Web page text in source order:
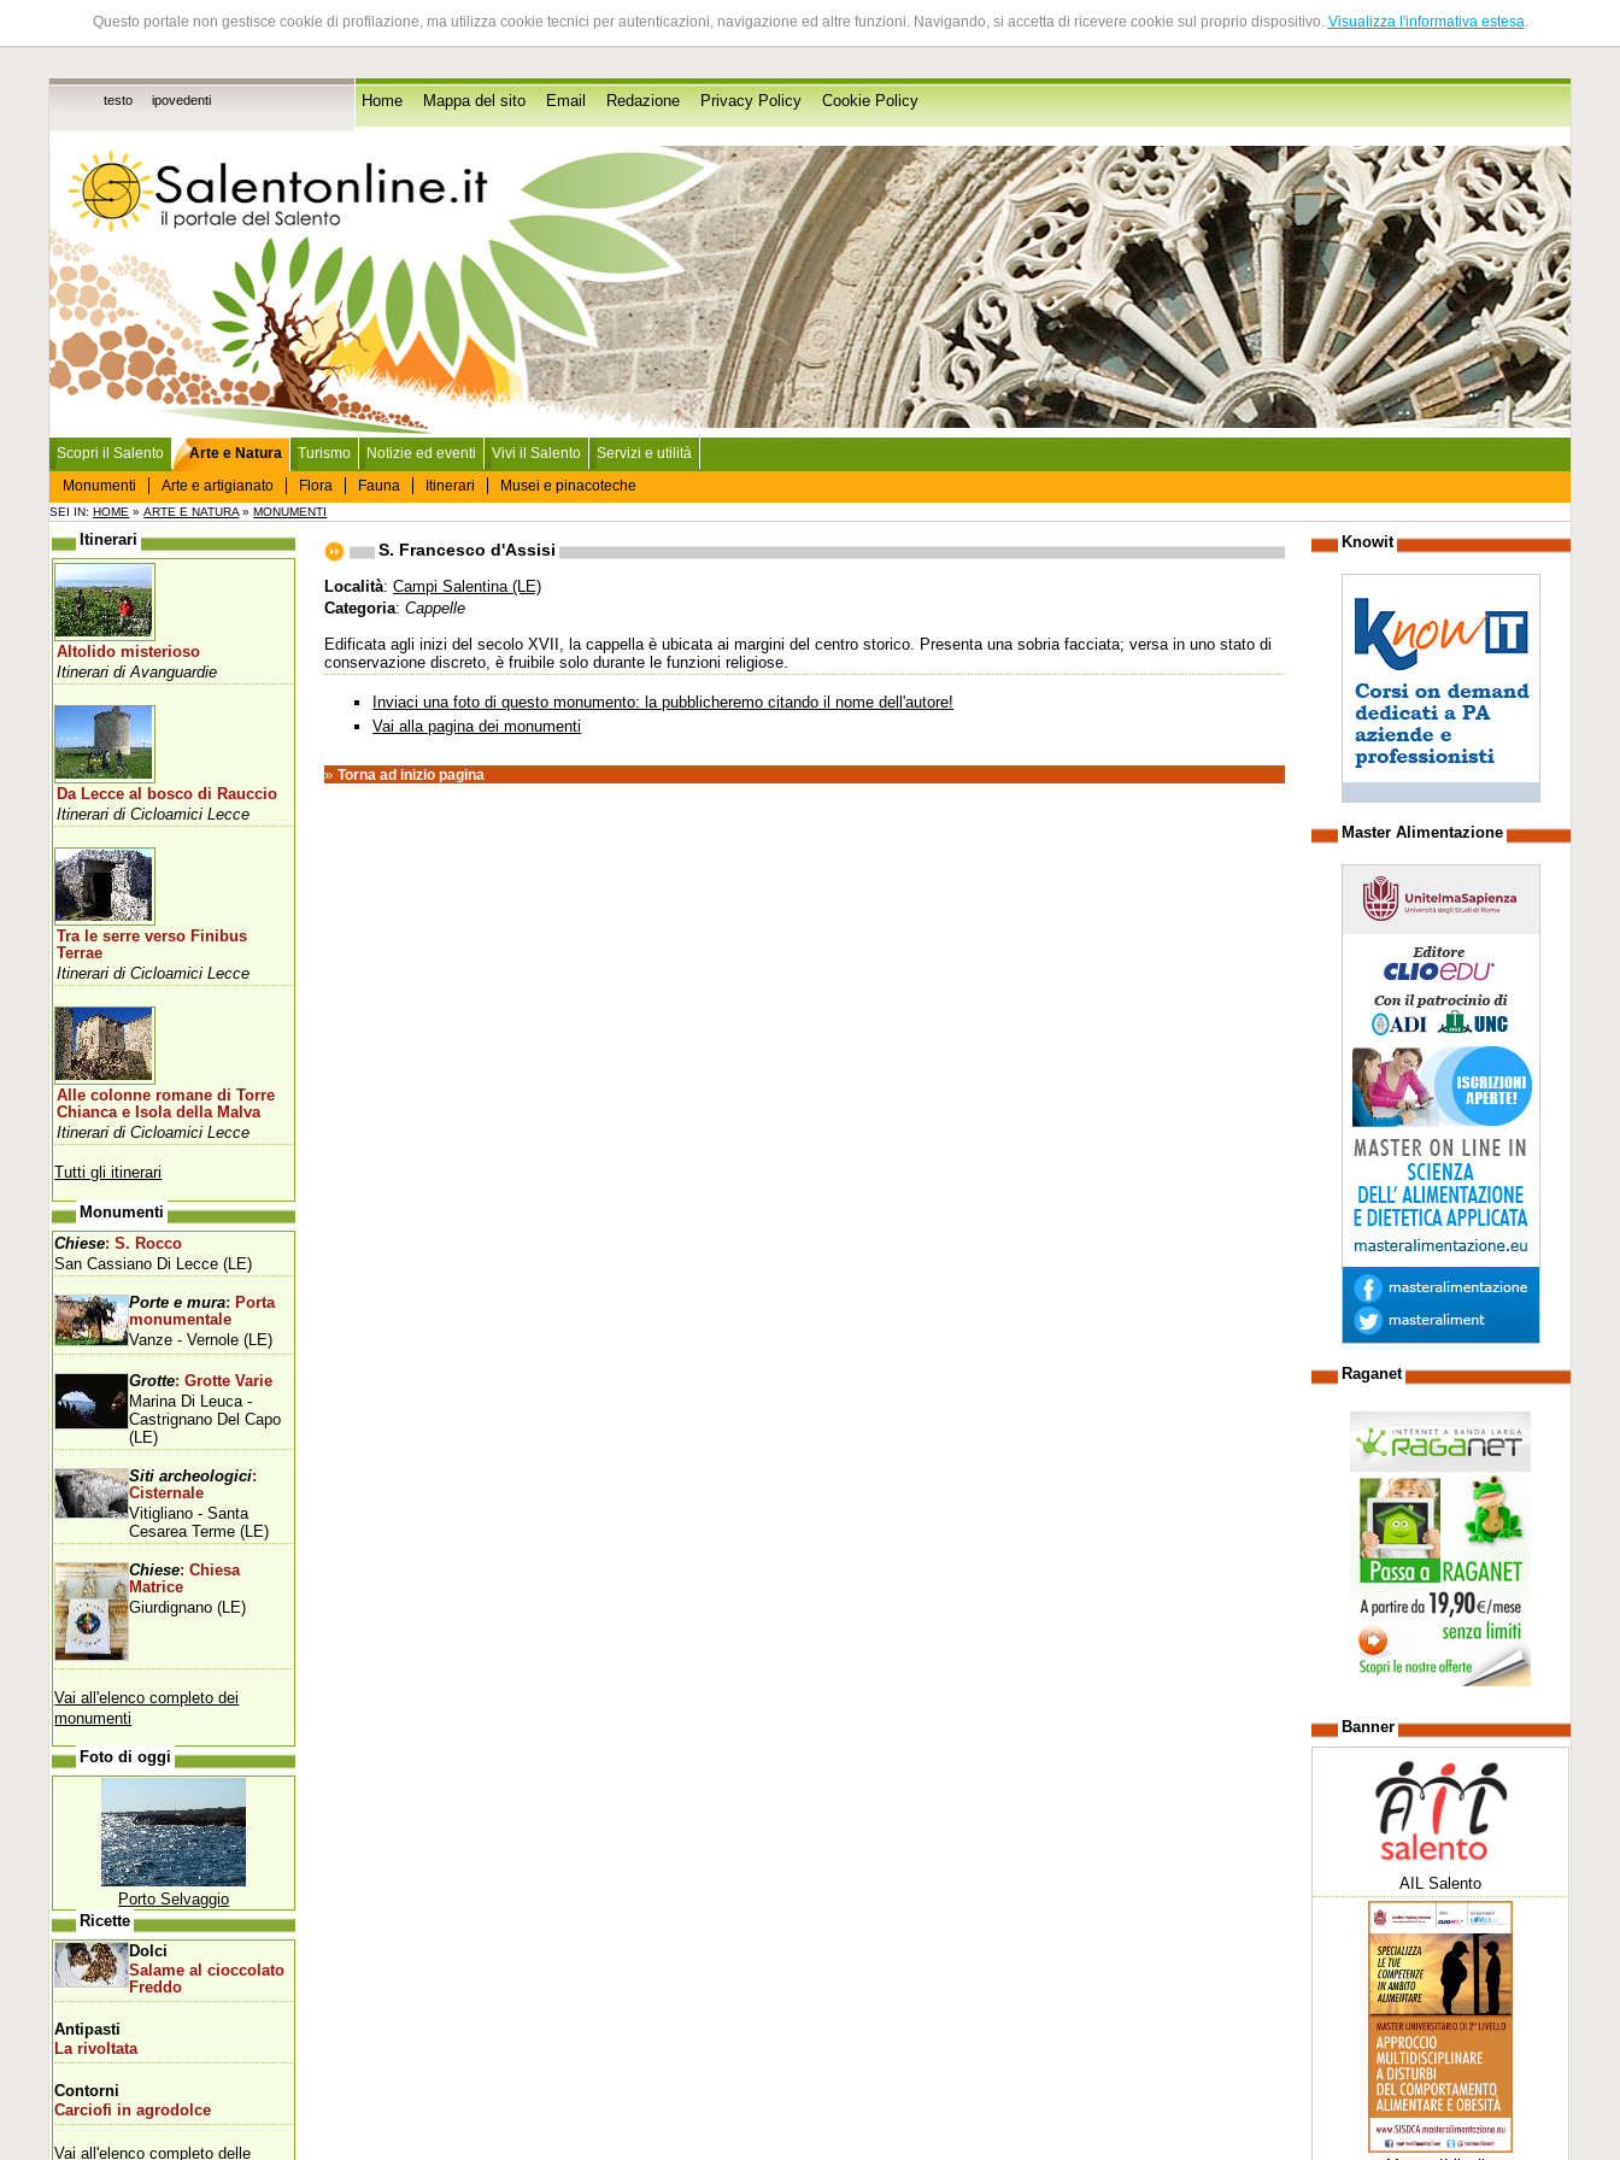
Questo portale non gestisce cookie di profilazione, ma utilizza cookie tecnici per autenticazioni, navigazione ed altre funzioni. Navigando, si accetta di ricevere cookie sul proprio dispositivo. Visualizza l'informativa estesa.
testo ipovedenti Home Mappa del sito Email Redazione Privacy Policy Cookie Policy
Scopri il Salento
Arte e Natura
Monumenti
Arte e artigianato Flora Fauna Itinerari Musei e pinacoteche
Turismo Notizie ed eventi Vivi il Salento Servizi e utilità
SEI IN:HOME »ARTE E NATURA »MONUMENTI
S. Francesco d'Assisi
Località:Campi Salentina (LE)
Categoria:Cappelle
Edificata agli inizi del secolo XVII, la cappella è ubicata ai margini del centro storico. Presenta una sobria facciata; versa in uno stato di
conservazione discreto, è fruibile solo durante le funzioni religiose.
Inviaci una foto di questo monumento: la pubblicheremo citando il nome dell'autore!
Vai alla pagina dei monumenti
»Torna ad inizio pagina
Itinerari
Altolido misterioso
Itinerari di Avanguardie
Da Lecce al bosco di Rauccio
Itinerari di Cicloamici Lecce
Tra le serre verso Finibus
Terrae
Itinerari di Cicloamici Lecce
Alle colonne romane di Torre
Chianca e Isola della Malva
Itinerari di Cicloamici Lecce
Tutti gli itinerari
Monumenti
Chiese: S. Rocco
San Cassiano Di Lecce (LE)
Porte e mura: Porta
monumentale
Vanze - Vernole (LE)
Grotte: Grotte Varie
Marina Di Leuca -
Castrignano Del Capo
(LE)
Siti archeologici:
Cisternale
Vitigliano - Santa
Cesarea Terme (LE)
Chiese: Chiesa
Matrice
Giurdignano (LE)
Vai all'elenco completo dei
monumenti
Foto di oggi
Porto Selvaggio
Ricette
Dolci
Salame al cioccolato
Freddo
Antipasti
La rivoltata
Contorni
Carciofi in agrodolce
Vai all'elenco completo delle
Knowit
Master Alimentazione
Raganet
Banner
AIL Salento